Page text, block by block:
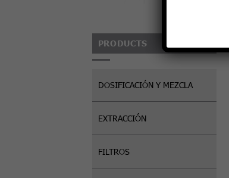
PRODUCTS
DOSIFICACIÓN Y MEZCLA
EXTRACCIÓN
FILTROS